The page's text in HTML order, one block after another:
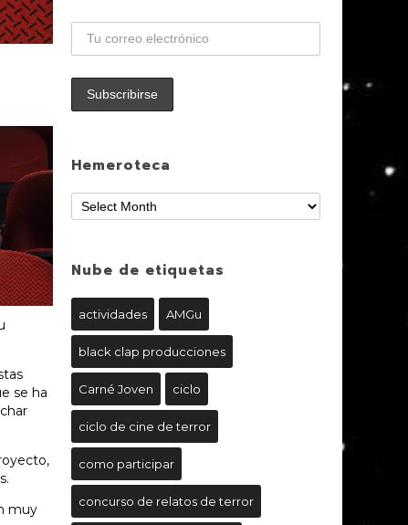
se ha
muy
Hemeroteca
Nube de etiquetas
actividades AMGu
black clap producciones
Carné Joven ciclo
ciclo de cine de terror
como participar
concurso de relatos de terror